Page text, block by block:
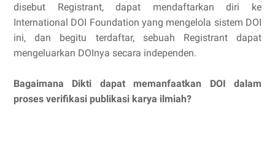
disebut Registrant, dapat mendaftarkan diri ke
International DOI Foundation yang mengelola sistem DOI
ini, dan begitu terdaftar, sebuah Registrant dapat
mengeluarkan DOInya secara independen.
Bagaimana Dikti dapat memanfaatkan DOI dalam
proses verifikasi publikasi karya ilmiah?